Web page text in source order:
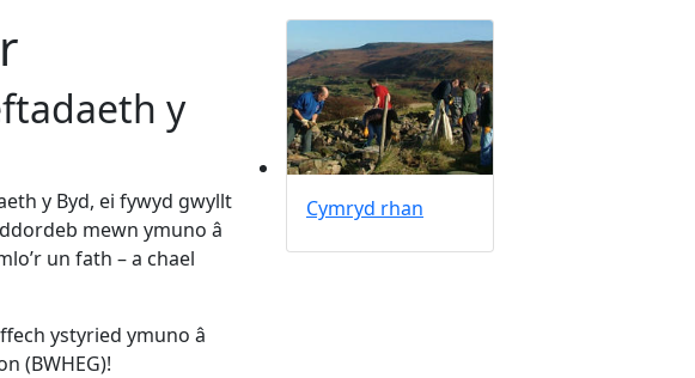
y
y Byd, ei fywyd gwyllt
mewn ymuno â
un fath – a chael
ystyried ymuno â
(BWHEG)!
Cymryd rhan